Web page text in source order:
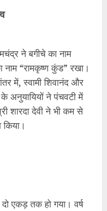
ने बगीचे का नाम
नाम “रामकृष्ण कुंड” रखा।
में, स्वामी शिवानंद और
अनुयायियों ने पंचवटी में
शारदा देवी ने भी कम से
एकड़ तक हो गया। वर्ष